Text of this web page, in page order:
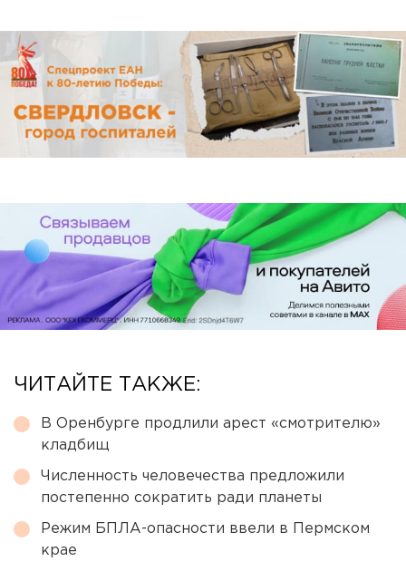
ЧИТАЙТЕ ТАКЖЕ:
В Оренбурге продлили арест «смотрителю»
кладбищ
Численность человечества предложили
постепенно сократить ради планеты
Режим БПЛА-опасности ввели в Пермском
крае